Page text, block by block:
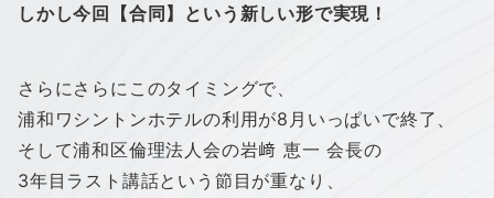
しかし今回【合同】という新しい形で実現！
さらにさらにこのタイミングで、
浦和ワシントンホテルの利用が8月いっぱいで終了、
そして浦和区倫理法人会の岩﨑 恵一 会長の
3年目ラスト講話という節目が重なり、